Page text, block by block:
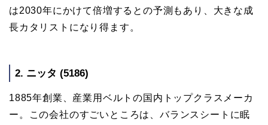
は2030年にかけて倍増するとの予測もあり、大きな成
長カタリストになり得ます。
2. ニッタ (5186)
1885年創業、産業用ベルトの国内トップクラスメーカ
ー。この会社のすごいところは、バランスシートに眠